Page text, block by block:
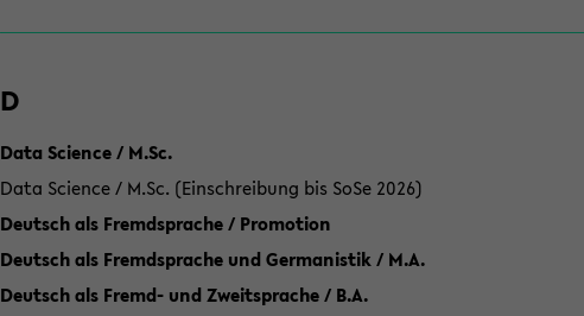
D
Data Science / M.Sc.
Data Science / M.Sc. (Einschreibung bis SoSe 2026)
Deutsch als Fremdsprache / Promotion
Deutsch als Fremdsprache und Germanistik / M.A.
Deutsch als Fremd- und Zweitsprache / B.A.